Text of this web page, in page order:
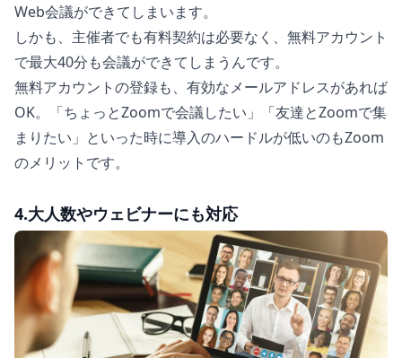
Web会議ができてしまいます。
しかも、主催者でも有料契約は必要なく、無料アカウント
で最大40分も会議ができてしまうんです。
無料アカウントの登録も、有効なメールアドレスがあれば
OK。「ちょっとZoomで会議したい」「友達とZoomで集
まりたい」といった時に導入のハードルが低いのもZoom
のメリットです。
4.大人数やウェビナーにも対応